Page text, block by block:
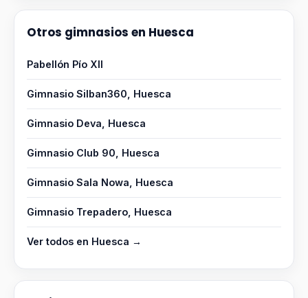
Otros gimnasios en Huesca
Pabellón Pío XII
Gimnasio Silban360, Huesca
Gimnasio Deva, Huesca
Gimnasio Club 90, Huesca
Gimnasio Sala Nowa, Huesca
Gimnasio Trepadero, Huesca
Ver todos en Huesca →